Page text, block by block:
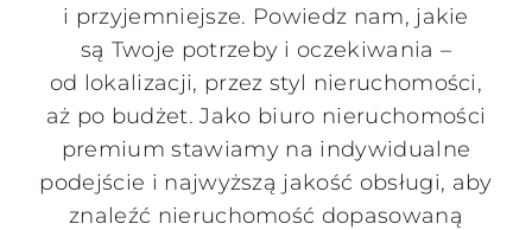
i przyjemniejsze. Powiedz nam, jakie
są Twoje potrzeby i oczekiwania –
od lokalizacji, przez styl nieruchomości,
aż po budżet. Jako biuro nieruchomości
premium stawiamy na indywidualne
podejście i najwyższą jakość obsługi, aby
znaleźć nieruchomość dopasowaną